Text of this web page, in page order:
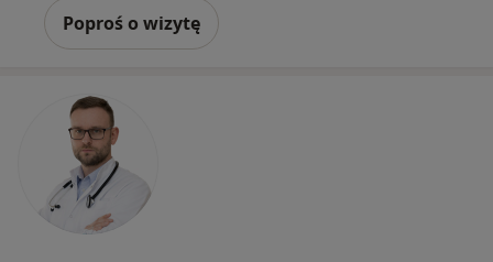
Poproś o wizytę